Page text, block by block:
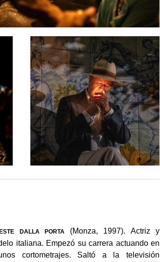
DALLA PORTA
(Monza, 1997). Actriz y
italiana. Empezó su carrera actuando en
cortometrajes. Saltó a la televisión